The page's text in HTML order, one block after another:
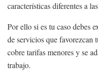
características diferentes a
Por ello si es tu caso debes
de servicios que favorezcan
cobre tarifas menores y se
trabajo.